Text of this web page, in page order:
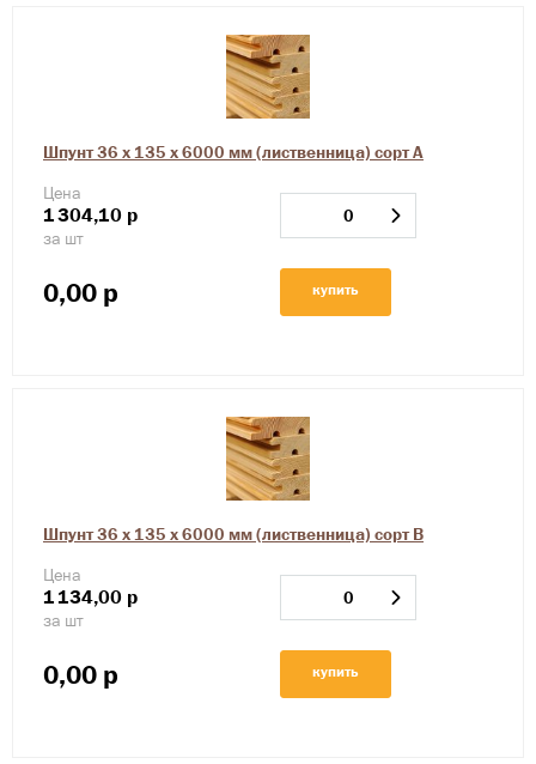
Шпунт 36 х 135 х 6000 мм (лиственница) сорт А
Цена
1304,10 р
за шт
0,00 р купить
Шпунт 36 х 135 х 6000 мм (лиственница) сорт В
Цена
1134,00 р
за шт
0,00 р купить